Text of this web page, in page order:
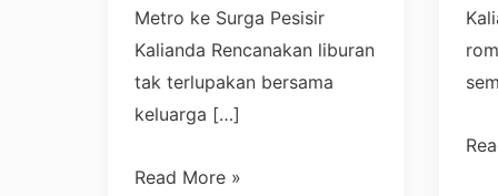
Metro ke Surga Pesisir
Kalianda Rencanakan liburan
tak terlupakan bersama
keluarga […]
Read More »